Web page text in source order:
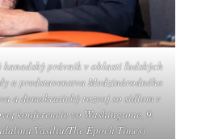
kanadský právnik v oblasti ľudských
a predstavenstva Medzinárodného
a demokratický rozvoj so sídlom v
konferencie vo Washingtone, 9.
Vasiliu/The Epoch Times)